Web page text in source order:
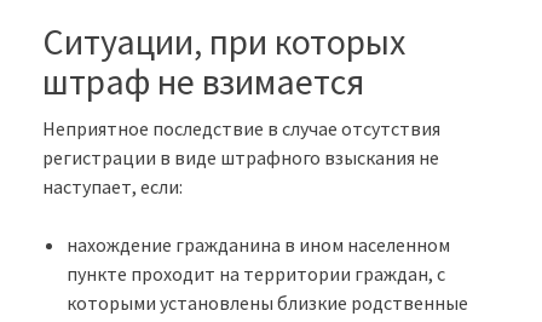
Ситуации, при которых
штраф не взимается
Неприятное последствие в случае отсутствия
регистрации в виде штрафного взыскания не
наступает, если:
нахождение гражданина в ином населенном
пункте проходит на территории граждан, с
которыми установлены близкие родственные